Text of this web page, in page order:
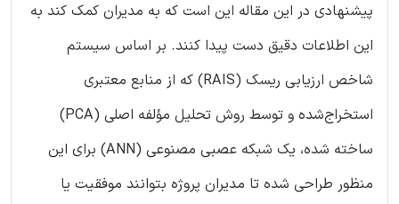
پیشنهادی در این مقاله این است که به مدیران کمک کند به
این اطلاعات دقیق دست پیدا کنند. بر اساس سیستم
شاخص ارزیابی ریسک (RAIS) که از منابع معتبری
استخراج‌شده و توسط روش تحلیل مؤلفه اصلی (PCA)
ساخته شده، یک شبکه عصبی مصنوعی (ANN) برای این
منظور طراحی شده تا مدیران پروژه بتوانند موفقیت یا